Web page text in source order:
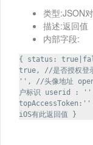
类型:JSON
描述:返回值
内部字段:
{ status:
true, //是否授权
'', //头像地址
户标识 userid : '',
iOS有此返回值 }